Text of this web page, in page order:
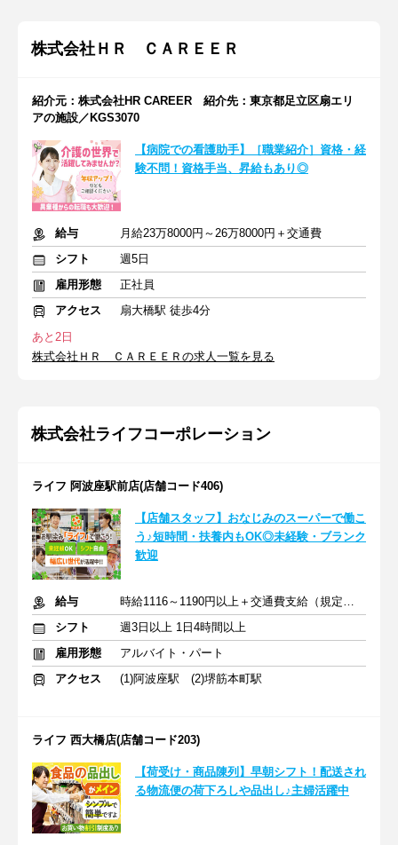
株式会社ＨＲ ＣＡＲＥＥＲ
紹介元：株式会社HR CAREER 紹介先：東京都足立区扇エリ
アの施設／KGS3070
【病院での看護助手】［職業紹介］資格・経
験不問！資格手当、昇給もあり◎
給与
月給23万8000円～26万8000円＋交通費
シフト
週5日
雇用形態
正社員
アクセス
扇大橋駅 徒歩4分
あと2日
株式会社ＨＲ ＣＡＲＥＥＲの求人一覧を見る
株式会社ライフコーポレーション
ライフ 阿波座駅前店(店舗コード406)
【店舗スタッフ】おなじみのスーパーで働こ
う♪短時間・扶養内もOK◎未経験・ブランク
歓迎
給与
時給1116～1190円以上＋交通費支給（規定あり）
シフト
週3日以上 1日4時間以上
雇用形態
アルバイト・パート
アクセス
(1)阿波座駅 (2)堺筋本町駅
ライフ 西大橋店(店舗コード203)
【荷受け・商品陳列】早朝シフト！配送され
る物流便の荷下ろしや品出し♪主婦活躍中